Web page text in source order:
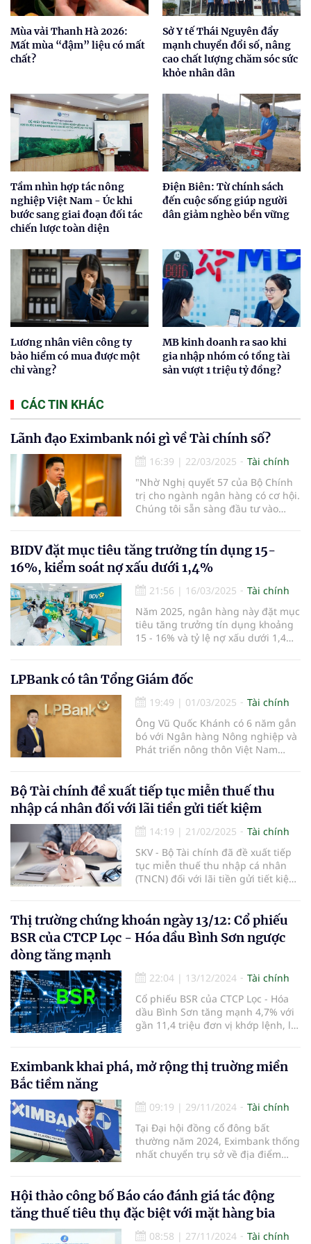
Mùa vải Thanh Hà 2026:
Mất mùa “đậm” liệu có mất
chất?
Sở Y tế Thái Nguyên đẩy
mạnh chuyển đổi số, nâng
cao chất lượng chăm sóc sức
khỏe nhân dân
Tầm nhìn hợp tác nông
nghiệp Việt Nam - Úc khi
bước sang giai đoạn đối tác
chiến lược toàn diện
Điện Biên: Từ chính sách
đến cuộc sống giúp người
dân giảm nghèo bền vững
Lương nhân viên công ty
bảo hiểm có mua được một
chỉ vàng?
MB kinh doanh ra sao khi
gia nhập nhóm có tổng tài
sản vượt 1 triệu tỷ đồng?
CÁC TIN KHÁC
Lãnh đạo Eximbank nói gì về Tài chính số?
16:39 | 22/03/2025
Tài chính
"Nhờ Nghị quyết 57 của Bộ Chính
trị cho ngành ngân hàng có cơ hội.
Chúng tôi sẵn sàng đầu tư vào
thành viên HĐQT Ngân hàng TMCP
Eximbank nhấn mạnh.
BIDV đặt mục tiêu tăng trưởng tín dụng 15-
16%, kiểm soát nợ xấu dưới 1,4%
21:56 | 16/03/2025
Tài chính
Năm 2025, ngân hàng này đặt mục
tiêu tăng trưởng tín dụng khoảng
15 - 16% và tỷ lệ nợ xấu dưới 1,4%.
cổ phiếu từ nguồn ợi nhuận sau
2023.
LPBank có tân Tổng Giám đốc
19:49 | 01/03/2025
Tài chính
Ông Vũ Quốc Khánh có 6 năm gắn
bó với Ngân hàng Nông nghiệp và
Phát triển nông thôn Việt Nam
Bộ Tài chính đề xuất tiếp tục miễn thuế thu
nhập cá nhân đối với lãi tiền gửi tiết kiệm
14:19 | 21/02/2025
Tài chính
SKV - Bộ Tài chính đã đề xuất tiếp
tục miễn thuế thu nhập cá nhân
(TNCN) đối với lãi tiền gửi tiết kiệm,
trợ nguồn vốn cho nền kinh tế.
Thị trường chứng khoán ngày 13/12: Cổ phiếu
BSR của CTCP Lọc - Hóa dầu Bình Sơn ngược
dòng tăng mạnh
22:04 | 13/12/2024
Tài chính
Cổ phiếu BSR của CTCP Lọc - Hóa
dầu Bình Sơn tăng mạnh 4,7% với
gần 11,4 triệu đơn vị khớp lệnh, là
Eximbank khai phá, mở rộng thị truờng miền
Bắc tiềm năng
09:19 | 29/11/2024
Tài chính
Tại Đại hội đồng cổ đông bất
thường năm 2024, Eximbank thống
nhất chuyển trụ sở về địa điểm
Nội.
Hội thảo công bố Báo cáo đánh giá tác động
tăng thuế tiêu thụ đặc biệt với mặt hàng bia
08:58 | 27/11/2024
Tài chính